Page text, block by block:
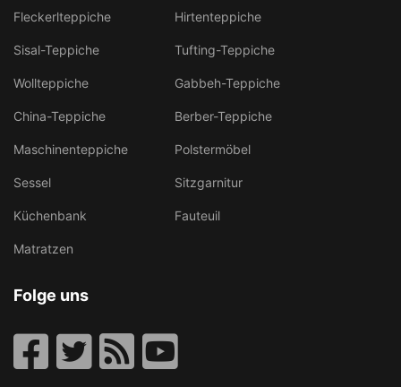
Fleckerlteppiche Hirtenteppiche
Sisal-Teppiche Tufting-Teppiche
Wollteppiche Gabbeh-Teppiche
China-Teppiche Berber-Teppiche
Maschinenteppiche Polstermöbel
Sessel Sitzgarnitur
Küchenbank Fauteuil
Matratzen
Folge uns